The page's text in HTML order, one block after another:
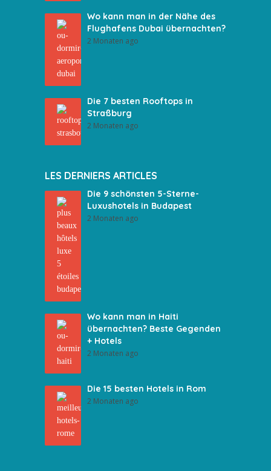
Wo kann man in der Nähe des
Flughafens Dubai übernachten?
2 Monaten ago
Die 7 besten Rooftops in
Straßburg
2 Monaten ago
LES DERNIERS ARTICLES
Die 9 schönsten 5-Sterne-
Luxushotels in Budapest
2 Monaten ago
Wo kann man in Haiti
übernachten? Beste Gegenden
+ Hotels
2 Monaten ago
Die 15 besten Hotels in Rom
2 Monaten ago